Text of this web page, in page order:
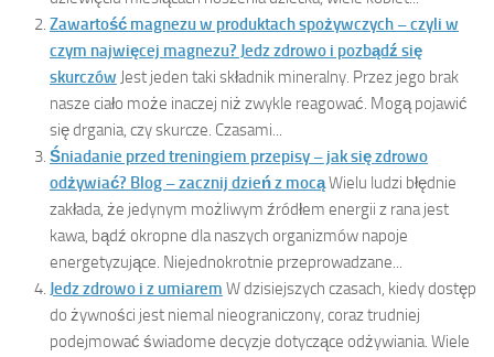
Zawartość magnezu w produktach spożywczych – czyli w
czym najwięcej magnezu? Jedz zdrowo i pozbądź się
skurczów Jest jeden taki składnik mineralny. Przez jego brak
nasze ciało może inaczej niż zwykle reagować. Mogą pojawić
się drgania, czy skurcze. Czasami...
Śniadanie przed treningiem przepisy – jak się zdrowo
odżywiać? Blog – zacznij dzień z mocąWielu ludzi błędnie
zakłada, że jedynym możliwym źródłem energii z rana jest
kawa, bądź okropne dla naszych organizmów napoje
energetyzujące. Niejednokrotnie przeprowadzane...
Jedz zdrowo i z umiarem W dzisiejszych czasach, kiedy dostęp
do żywności jest niemal nieograniczony, coraz trudniej
podejmować świadome decyzje dotyczące odżywiania. Wiele